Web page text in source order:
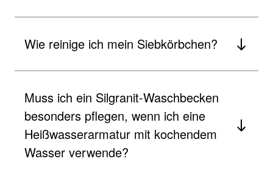
Wie reinige ich mein Siebkörbchen?
Muss ich ein Silgranit-Waschbecken
besonders pflegen, wenn ich eine
Heißwasserarmatur mit kochendem
Wasser verwende?